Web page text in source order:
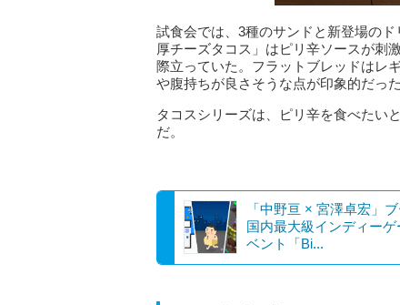
試食会では、3種のサンドと新登場の
厚チーズタコス」はピリ辛ソースが刺
際立っていた。フラットブレッドはレ
や腹持ちが良さそうな点が印象的だった
タコスシリーズは、ピリ辛を食べたい
だ。
「中野亘 × 宮澤卓宏」ブ
国内最大級インディーゲ
ベント「Bi...